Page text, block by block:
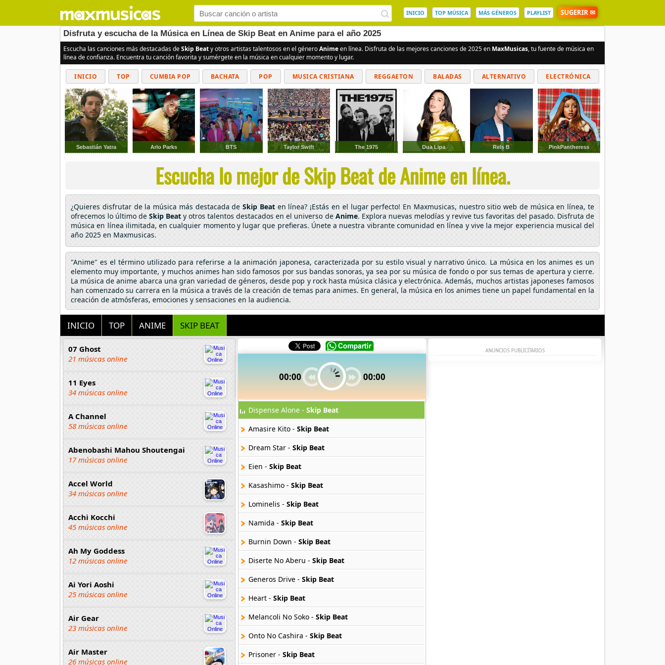
INICIO TOP MÚSICA MÁS GÉNEROS PLAYLIST SUGERIR ✉
Disfruta y escucha de la Música en Línea de Skip Beat en Anime para el año 2025
Escucha las canciones más destacadas deSkip Beaty otros artistas talentosos en el géneroAnimeen línea. Disfruta de las mejores canciones de 2025 en MaxMusicas, tu fuente de música en
línea de confianza. Encuentra tu canción favorita y sumérgete en la música en cualquier momento y lugar.
INICIO TOP CUMBIA POP BACHATA POP MUSICA CRISTIANA REGGAETON BALADAS ALTERNATIVO ELECTRÓNICA
CUMBIAS
Sebastián Yatra Arlo Parks BTS Taylor Swift The 1975 Dua Lipa Rels B PinkPantheress
Escucha lo mejor de Skip Beat de Anime en línea.
¿Quieres disfrutar de la música más destacada deSkip Beaten línea? ¡Estás en el lugar perfecto! En Maxmusicas, nuestro sitio web de música en línea, te
ofrecemos lo último deSkip Beat y otros talentos destacados en el universo de Anime. Explora nuevas melodías y revive tus favoritas del pasado. Disfruta de
música en línea ilimitada, en cualquier momento y lugar que prefieras. Únete a nuestra vibrante comunidad en línea y vive la mejor experiencia musical del
año 2025 en Maxmusicas.
"Anime" es el término utilizado para referirse a la animación japonesa, caracterizada por su estilo visual y narrativo único. La música en los animes es un
elemento muy importante, y muchos animes han sido famosos por sus bandas sonoras, ya sea por su música de fondo o por sus temas de apertura y cierre.
La música de anime abarca una gran variedad de géneros, desde pop y rock hasta música clásica y electrónica. Además, muchos artistas japoneses famosos
han comenzado su carrera en la música a través de la creación de temas para animes. En general, la música en los animes tiene un papel fundamental en la
creación de atmósferas, emociones y sensaciones en la audiencia.
INICIO TOP ANIME SKIP BEAT
07 Ghost
21 músicas online
11 Eyes
34 músicas online
A Channel
58 músicas online
Abenobashi Mahou Shoutengai
17 músicas online
Accel World
34 músicas online
Acchi Kocchi
45 músicas online
Ah My Goddess
12 músicas online
Ai Yori Aoshi
25 músicas online
Air Gear
23 músicas online
Air Master
26 músicas online
00:00 00:00
Dispense Alone - Skip Beat
Amasire Kito - Skip Beat
Dream Star - Skip Beat
Eien - Skip Beat
Kasashimo - Skip Beat
Lominelis - Skip Beat
Namida - Skip Beat
Burnin Down - Skip Beat
Diserte No Aberu - Skip Beat
Generos Drive - Skip Beat
Heart - Skip Beat
Melancoli No Soko - Skip Beat
Onto No Cashira - Skip Beat
Prisoner - Skip Beat
ANUNCIOS PUBLICITARIOS